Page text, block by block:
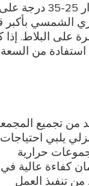
فستحتاج إلى تركيب إطار، وهو هيكل معدني يسمح لك بالحفاظ على إمالة الوحدات بمقدار 25-35
الشمسي بأكبر
على البلاط. إذا
من السعة
من تجميع
يلبي احتياجات
حرارية
كفاءة عالية في
من تنفيذ العمل